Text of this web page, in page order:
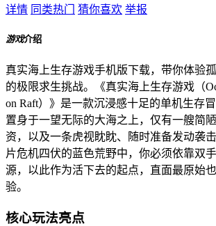
详情 同类热门 猜你喜欢 举报
游戏介绍
真实海上生存游戏手机版下载，带你体验
的极限求生挑战。《真实海上生存游戏（
on Raft）》是一款沉浸感十足的单机生存
置身于一望无际的大海之上，仅有一艘简
资，以及一条虎视眈眈、随时准备发动袭
片危机四伏的蓝色荒野中，你必须依靠双
源，以此作为活下去的起点，直面最原始
验。
核心玩法亮点